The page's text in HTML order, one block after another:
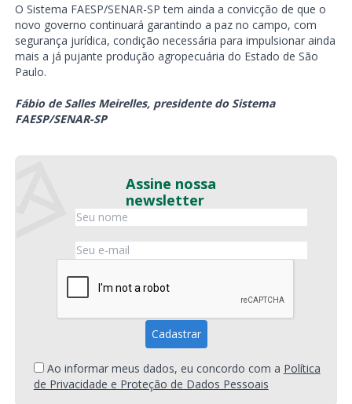
O Sistema FAESP/SENAR-SP tem ainda a convicção de que o
novo governo continuará garantindo a paz no campo, com
segurança jurídica, condição necessária para impulsionar ainda
mais a já pujante produção agropecuária do Estado de São
Paulo.
Fábio de Salles Meirelles, presidente do Sistema
FAESP/SENAR-SP
Assine nossa
newsletter
Ao informar meus dados, eu concordo com a Política
de Privacidade e Proteção de Dados Pessoais